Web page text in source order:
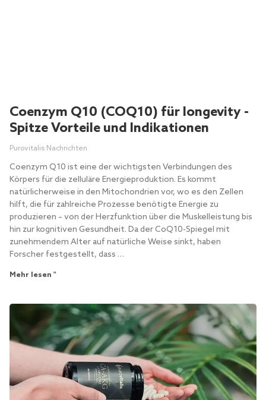
Coenzym Q10 (COQ10) für longevity -
Spitze Vorteile und Indikationen
Purovitalis Nachrichten
Coenzym Q10 ist eine der wichtigsten Verbindungen des
Körpers für die zelluläre Energieproduktion. Es kommt
natürlicherweise in den Mitochondrien vor, wo es den Zellen
hilft, die für zahlreiche Prozesse benötigte Energie zu
produzieren – von der Herzfunktion über die Muskelleistung bis
hin zur kognitiven Gesundheit. Da der CoQ10-Spiegel mit
zunehmendem Alter auf natürliche Weise sinkt, haben
Forscher festgestellt, dass …
Mehr lesen "